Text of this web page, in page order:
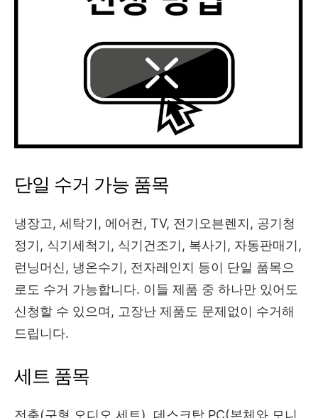
단일 수거 가능 품목
냉장고, 세탁기, 에어컨, TV, 전기오븐렌지, 공기청
정기, 식기세척기, 식기건조기, 복사기, 자동판매기,
런닝머신, 냉온수기, 전자레인지 등이 단일 품목으
로도 수거 가능합니다. 이들 제품 중 하나만 있어도
신청할 수 있으며, 고장난 제품도 문제없이 수거해
드립니다.
세트 품목
전축(구형 오디오 세트), 데스크탑 PC(본체와 모니